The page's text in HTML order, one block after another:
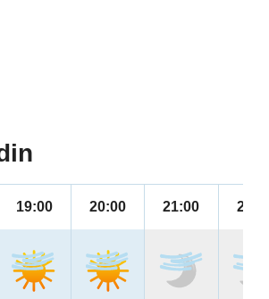
19:00 20:00 21:00 22:00